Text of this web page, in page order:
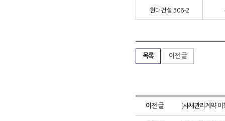
현대건설 306-2
목록 이전 글
이전 글 [사채관리계약